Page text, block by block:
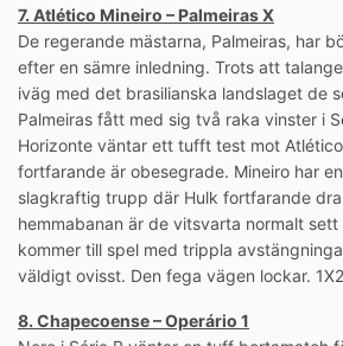
7. Atlético Mineiro – Palmeiras X
De regerande mästarna, Palmeiras, har
efter en sämre inledning. Trots att
iväg med det brasilianska landslaget de
Palmeiras fått med sig två raka vinster i
Horizonte väntar ett tufft test mot
fortfarande är obesegrade. Mineiro har
slagkraftig trupp där Hulk fortfarande
hemmabanan är de vitsvarta normalt
kommer till spel med trippla
väldigt ovisst. Den fega vägen lockar.
8. Chapecoense – Operário 1